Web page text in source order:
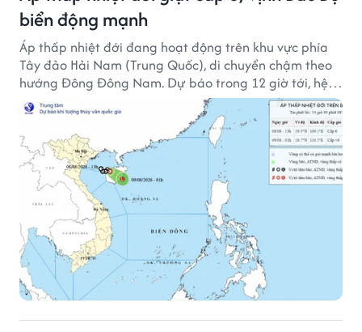
biển động mạnh
Áp thấp nhiệt đới đang hoạt động trên khu vực phía
Tây đảo Hải Nam (Trung Quốc), di chuyển chậm theo
hướng Đông Đông Nam. Dự báo trong 12 giờ tới, hệ
thống này suy yếu dần thành vùng áp thấp.